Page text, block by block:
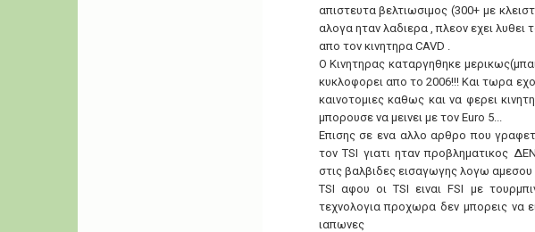
απιστευτα βελτιωσιμος (300+ με
αλογα ηταν λαδιερα , πλεον εχει
απο τον κινητηρα CAVD .
Ο Κινητηρας καταργηθηκε
κυκλοφορει απο το 2006!!! Και τωρα
καινοτομιες καθως και να φερει
μπορουσε να μεινει με τον Euro 5...
Επισης σε ενα αλλο αρθρο που
τον TSI γιατι ηταν προβληματικος
στις βαλβιδες εισαγωγης λογω αμεσου
TSI αφου οι TSI ειναι FSI με
τεχνολογια προχωρα δεν μπορεις να
ιαπωνες